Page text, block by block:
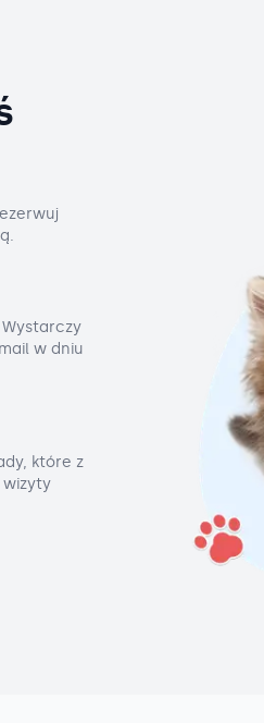
w dniu
które z
wizyty